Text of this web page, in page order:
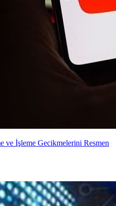
ve İşleme Gecikmelerini Resmen